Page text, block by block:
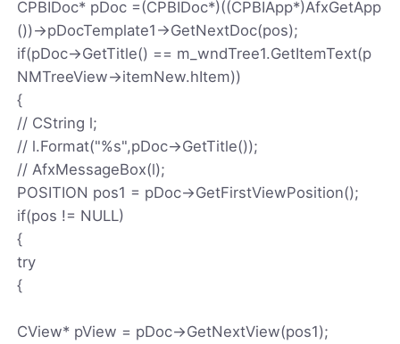
CPBIDoc* pDoc =(CPBIDoc*)((CPBIApp*)AfxGetApp
())->pDocTemplate1->GetNextDoc(pos);
if(pDoc->GetTitle() == m_wndTree1.GetItemText(p
NMTreeView->itemNew.hItem))
{
// CString l;
// l.Format("%s",pDoc->GetTitle());
// AfxMessageBox(l);
POSITION pos1 = pDoc->GetFirstViewPosition();
if(pos != NULL)
{
try
{
CView* pView = pDoc->GetNextView(pos1);